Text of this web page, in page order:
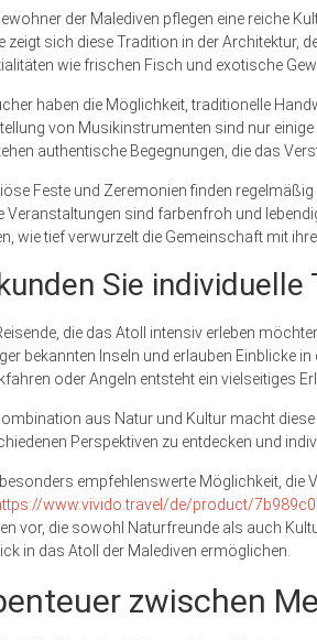
der Malediven pflegen eine reiche
zeigt sich diese Tradition in der Architektur,
wie frischen Fisch und exotische
haben die Möglichkeit, traditionelle
von Musikinstrumenten sind nur
authentische Begegnungen, die das
Feste und Zeremonien finden
Veranstaltungen sind farbenfroh und
wie tief verwurzelt die Gemeinschaft mit
Sie
die das Atoll intensiv erleben
bekannten Inseln und erlauben Einblicke
oder Angeln entsteht ein vielseitiges
aus Natur und Kultur macht
Perspektiven zu entdecken und
besonders empfehlenswerte Möglichkeit, die
www.vivido.travel/de/product/
vor, die sowohl Naturfreunde als auch
in das Atoll der Malediven ermöglichen.
zwischen